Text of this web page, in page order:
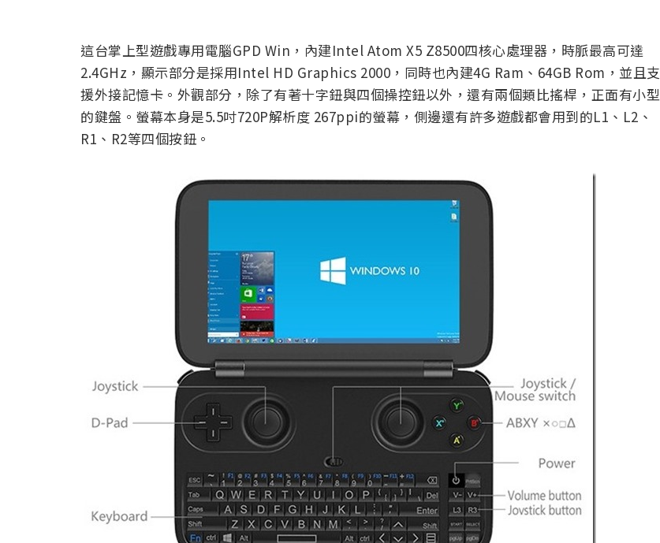
這台掌上型遊戲專用電腦GPD Win，內建Intel Atom X5 Z8500四核心處理器，時脈最高可達
2.4GHz，顯示部分是採用Intel HD Graphics 2000，同時也內建4G Ram、64GB Rom，並且支
援外接記憶卡。外觀部分，除了有著十字鈕與四個操控鈕以外，還有兩個類比搖桿，正面有小型
的鍵盤。螢幕本身是5.5吋720P解析度 267ppi的螢幕，側邊還有許多遊戲都會用到的L1、L2、
R1、R2等四個按鈕。